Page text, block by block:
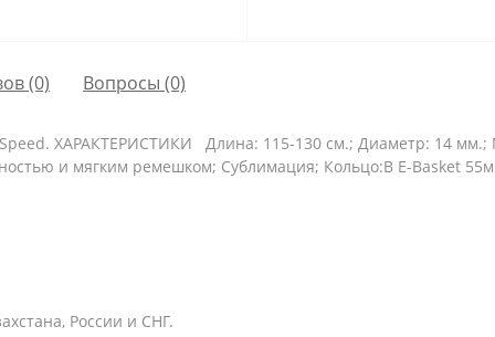
(0) Вопросы (0)
ХАРАКТЕРИСТИКИ Длина: 115-130 см.; Диаметр: 14 мм.;
и мягким ремешком; Сублимация; Кольцо:В E-Basket
России и СНГ.